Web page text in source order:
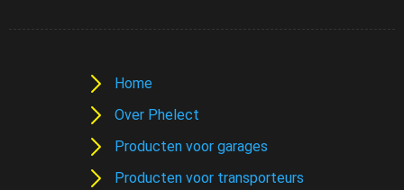
Home
Over Phelect
Producten voor garages
Producten voor transporteurs